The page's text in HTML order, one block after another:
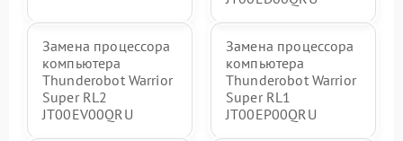
Замена процессора
компьютера
Thunderobot Warrior
Super RL2
JT00EV00QRU
Замена процессора
компьютера
Thunderobot Warrior
Super RL1
JT00EP00QRU